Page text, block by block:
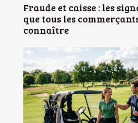
Fraude et caisse : les
que tous les
connaître